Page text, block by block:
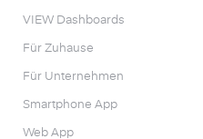
VIEW Dashboards
Für Zuhause
Für Unternehmen
Smartphone App
Web App